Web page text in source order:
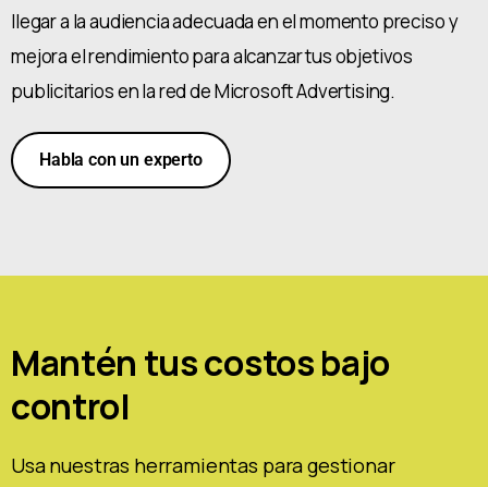
llegar a la audiencia adecuada en el momento preciso y
mejora el rendimiento para alcanzar tus objetivos
publicitarios en la red de Microsoft Advertising.
Habla con un experto
Mantén tus costos bajo
control
Usa nuestras herramientas para gestionar